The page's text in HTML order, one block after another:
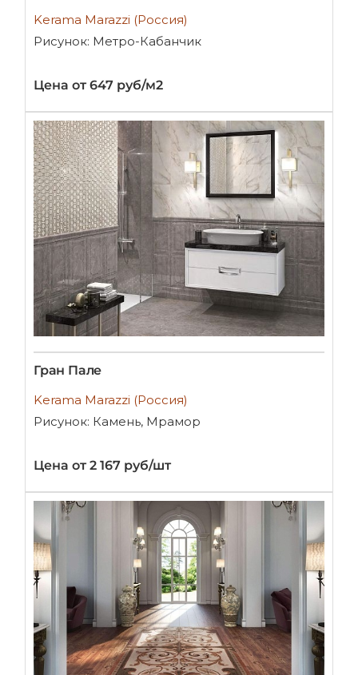
Kerama Marazzi (Россия)
Рисунок: Метро-Кабанчик
Цена от 647 руб/м2
Гран Пале
Kerama Marazzi (Россия)
Рисунок: Камень, Мрамор
Цена от 2 167 руб/шт